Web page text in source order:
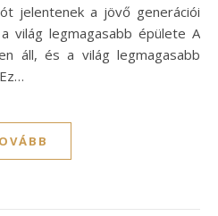
jelentenek a jövő generációi
világ legmagasabb épülete A
áll, és a világ legmagasabb